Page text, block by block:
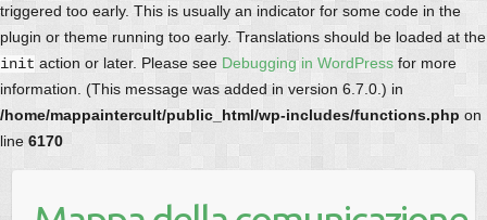
triggered too early. This is usually an indicator for some code in the
plugin or theme running too early. Translations should be loaded at the
init action or later. Please see Debugging in WordPress for more
information. (This message was added in version 6.7.0.) in
/home/mappaintercult/public_html/wp-includes/functions.php on
line 6170